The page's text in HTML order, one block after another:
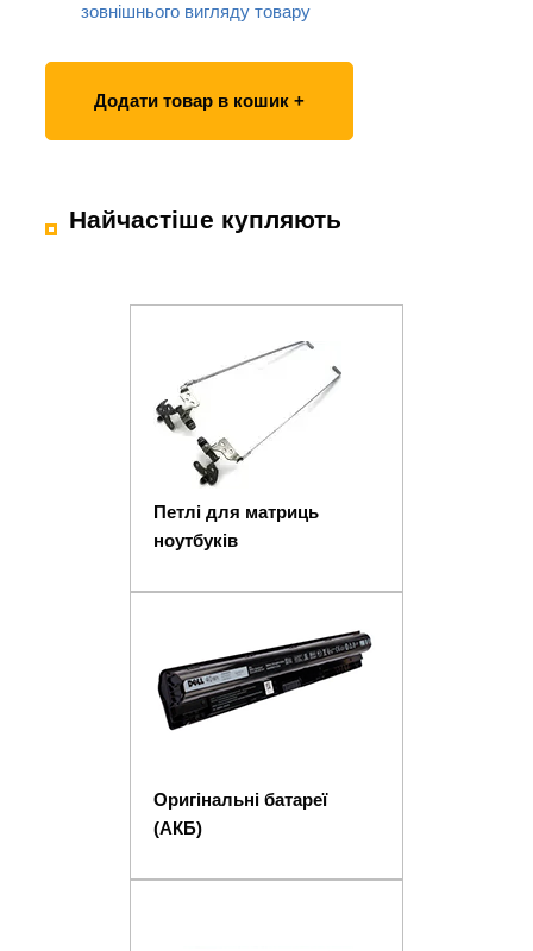
зовнішнього вигляду товару
Додати товар в кошик +
Найчастіше купляють
Петлі для матриць
ноутбуків
Оригінальні батареї
(АКБ)